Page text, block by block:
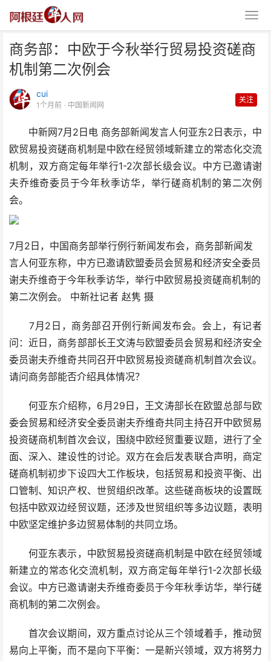
商务部：中欧于今秋举行贸易投资磋商
机制第二次例会
cui
1个月前 · 中国新闻网
关注
中新网7月2日电 商务部新闻发言人何亚东2日表示，中
欧贸易投资磋商机制是中欧在经贸领域新建立的常态化交流
机制，双方商定每年举行1-2次部长级会议。中方已邀请谢
夫乔维奇委员于今年秋季访华，举行磋商机制的第二次例
会。
7月2日，中国商务部举行例行新闻发布会，商务部新闻发
言人何亚东称，中方已邀请欧盟委员会贸易和经济安全委员
谢夫乔维奇于今年秋季访华，举行中欧贸易投资磋商机制的
第二次例会。 中新社记者 赵隽 摄
7月2日，商务部召开例行新闻发布会。会上，有记者
问：近日，商务部部长王文涛与欧盟委员会贸易和经济安全
委员谢夫乔维奇共同召开中欧贸易投资磋商机制首次会议。
请问商务部能否介绍具体情况？
何亚东介绍称，6月29日，王文涛部长在欧盟总部与欧
委会贸易和经济安全委员谢夫乔维奇共同主持召开中欧贸易
投资磋商机制首次会议，围绕中欧经贸重要议题，进行了全
面、深入、建设性的讨论。双方在会后发表联合声明，商定
磋商机制初步下设四大工作板块，包括贸易和投资平衡、出
口管制、知识产权、世贸组织改革。这些磋商板块的设置既
包括中欧双边经贸议题，还涉及世贸组织等多边议题，表明
中欧坚定维护多边贸易体制的共同立场。
何亚东表示，中欧贸易投资磋商机制是中欧在经贸领域
新建立的常态化交流机制，双方商定每年举行1-2次部长级
会议。中方已邀请谢夫乔维奇委员于今年秋季访华，举行磋
商机制的第二次例会。
首次会议期间，双方重点讨论从三个领域着手，推动贸
易向上平衡，而不是向下平衡：一是新兴领域，双方将努力
商务部：中欧于今秋举行贸易投资
磋商机制第二次例会